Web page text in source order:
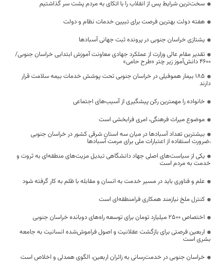
سخت‌ترین شرایط پس از انقلاب را با اتکای به مردم پشت سر گذاشتیم
هفته دولت بهترین فرصت برای تبیین خدمات نظام و دولت
یشتازی خراسان جنوبی در پرونده ثبت جهانی آسبادها
تقدیر مقام عالی وزارت از عملکرد جهادی معاونت آموزش ابتدایی خراسان جنوبی/
۴۶۰۰ دانش‌آموز زیر چتر «طرح حامی»
۱۸۵ بیمار هموفیلی در خراسان جنوبی تحت پوشش خدمات بیمه سلامت قرار
دارند
خانواده را مهمترین رکن پیشگیری از آسیب‌های اجتماعی
موضوع میراث فرهنگی، امری فرابخشی است
بیشترین تعداد آسبادها در میان سه استان شرقی کشور در خراسان جنوبی
،ضرورت استفاده از اعتبارات ملی برای مرمت آسبادها
یکی از سیاست‌های اصلی جهاد دانشگاهی تبدیل مزیت‌های منطقه‌ای به ثروت و
خدمت به مردم است
علم و فناوری باید در مسیر خدمت به انسان و مقابله با ظلم به کار گرفته شود
کنترل ملخ نیازمند همکاری فرامنطقه‌ای است
اختصاص 2500 میلیارد تومان برای توسعه راه‌های دوبانده خراسان جنوبی
اربعین فرصتی برای بازگشت عقلانیت و اصول فراموش‌شده انسانیت به جامعه
بشری است
خراسان جنوبی در خدمت‌رسانی به زائران اربعین، الگوی همدلی و اخلاص است